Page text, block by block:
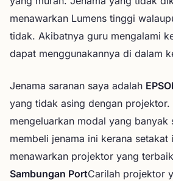
menawarkan Lumens tinggi
tidak. Akibatnya guru mengalami
dapat menggunakannya di dalam
Jenama saranan saya adalah
yang tidak asing dengan
mengeluarkan modal yang banyak
membeli jenama ini kerana setakat
menawarkan projektor yang
Sambungan PortCarilah projektor